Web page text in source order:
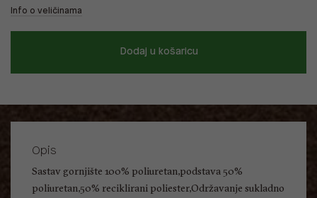
Info o veličinama
Dodaj u košaricu
Opis
Sastav gornjište 100% poliuretan,podstava 50%
poliuretan,50% reciklirani poliester,Održavanje sukladno